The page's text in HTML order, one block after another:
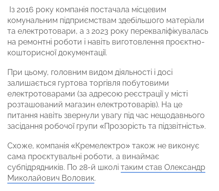
Із 2016 року компанія постачала місцевим
комунальним підприємствам здебільшого матеріали
та електротовари, а з 2023 року перекваліфікувалась
на ремонтні роботи і навіть виготовлення проєктно-
кошторисної документації.
При цьому, головним видом діяльності і досі
залишається гуртова торгівля побутовими
електротоварами (за адресою реєстрації у місті
розташований магазин електротоварів). На це
питання навіть звернули увагу під час нещодавнього
засідання робочої групи «Прозорість та підзвітність».
Схоже, компанія «Кремелектро» також не виконує
сама проєктувальні роботи, а винаймає
субпідрядників. По 28-й школі таким став Олександр
Миколайович Воловик.